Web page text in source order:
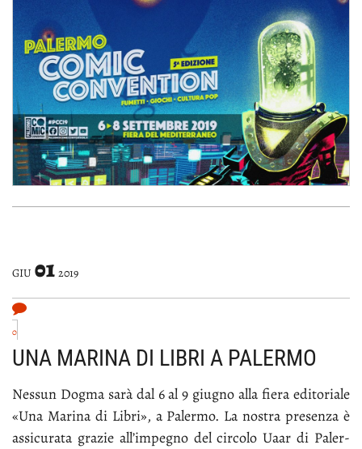
GIU 01 2019
0
UNA MARINA DI LIBRI A PALERMO
Nes­sun Dog­ma sa­rà dal 6 al 9 giu­gno al­la fie­ra edi­to­ria­le
«Una Ma­ri­na di Li­bri», a Pa­ler­mo. La no­stra pre­sen­za è
as­si­cu­ra­ta gra­zie al­l’im­pe­gno del cir­co­lo Uaar di Pa­ler­